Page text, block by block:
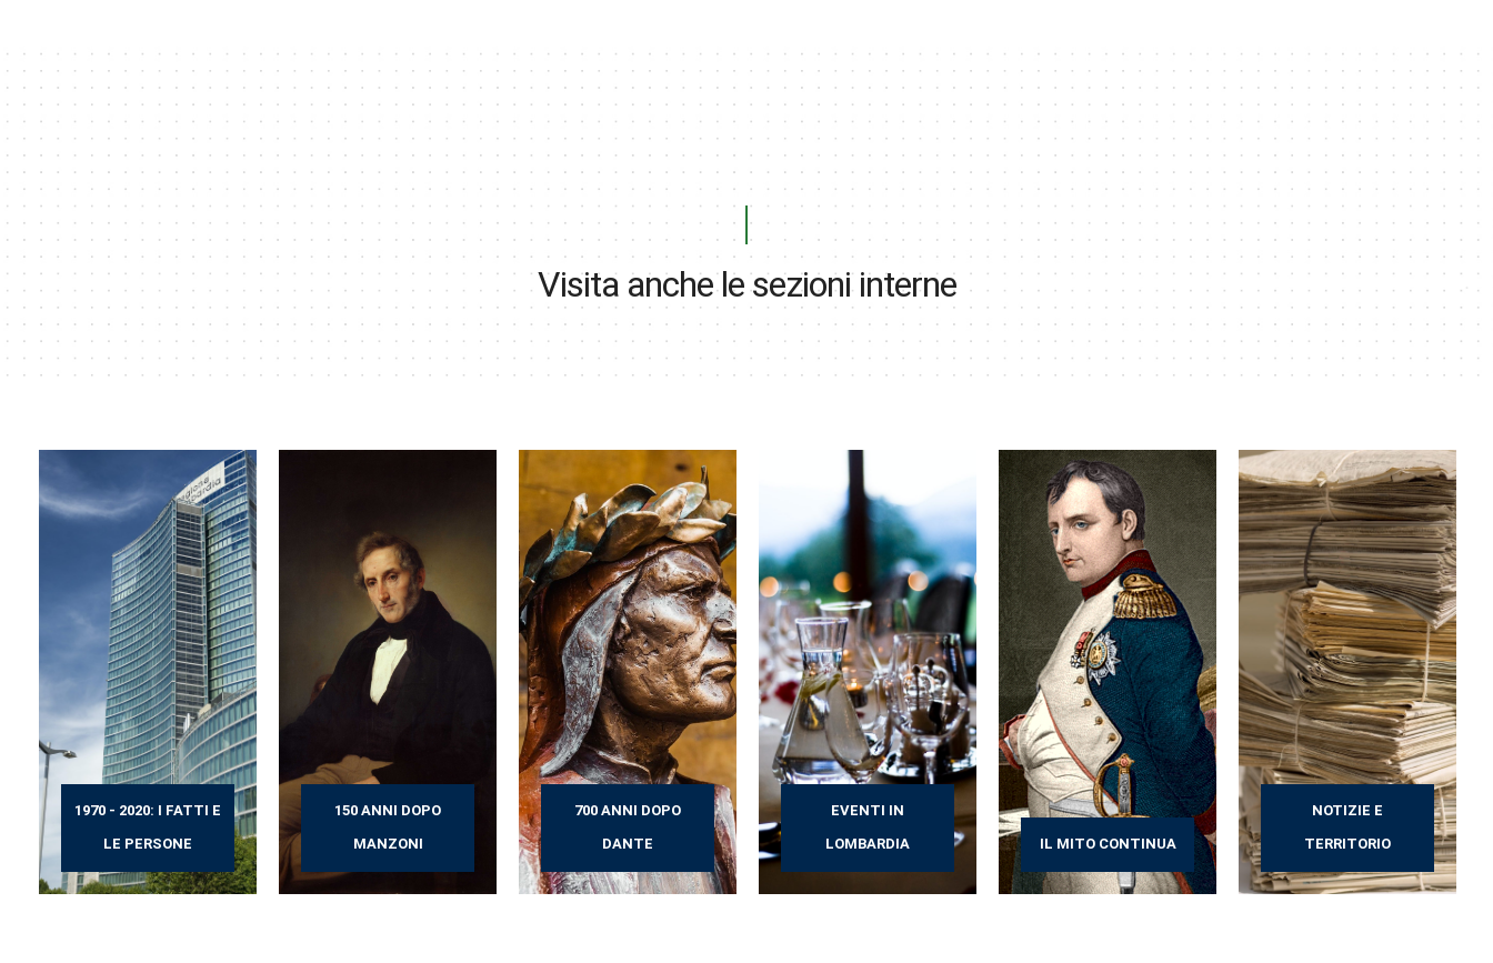
Visita anche le sezioni interne
1970 - 2020: I FATTI E
LE PERSONE
150 ANNI DOPO
MANZONI
700 ANNI DOPO
DANTE
EVENTI IN
LOMBARDIA
IL MITO CONTINUA
NOTIZIE E
TERRITORIO